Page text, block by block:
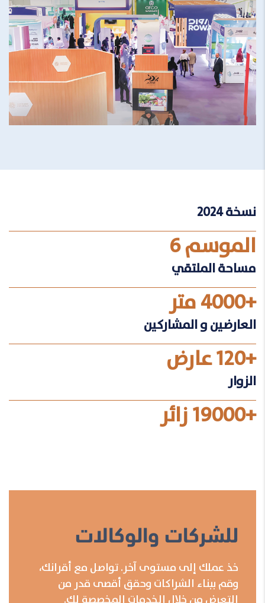
نسخة 2024
الموسم 6
مساحة الملتقي
+4000 متر
العارضين و المشاركين
+120 عارض
الزوار
+19000 زائر
للشركات والوكالات
خذ عملك إلى مستوى آخر. تواصل مع أقرانك،
وقم ببناء الشراكات وحقق أقصى قدر من